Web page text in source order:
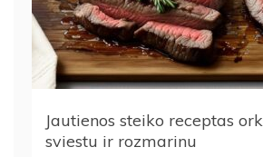
Jautienos steiko receptas
sviestu ir rozmarinu